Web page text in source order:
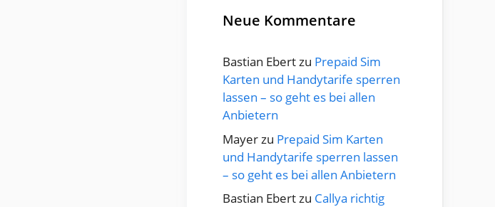
Neue Kommentare
Bastian Ebertzu Prepaid Sim
Karten und Handytarife sperren
lassen – so geht es bei allen
Anbietern
Mayer zu Prepaid Sim Karten
und Handytarife sperren lassen
– so geht es bei allen Anbietern
Bastian Ebertzu Callya richtig